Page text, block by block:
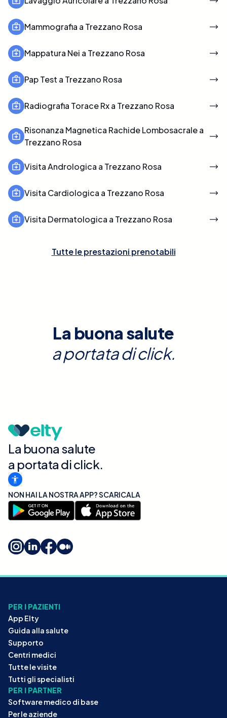
Mammografia a Trezzano Rosa
Mappatura Nei a Trezzano Rosa
Pap Test a Trezzano Rosa
Radiografia Torace Rx a Trezzano Rosa
Risonanza Magnetica Rachide Lombosacrale a
Trezzano Rosa
Visita Andrologica a Trezzano Rosa
Visita Cardiologica a Trezzano Rosa
Visita Dermatologica a Trezzano Rosa
Tutte le prestazioni prenotabili
La buona salute
a portata di click.
La buona salute
a portata di click.
NON HAI LA NOSTRA APP? SCARICALA
PER I PAZIENTI
App Elty
Guida alla salute
Supporto
Centri medici
Tutte le visite
Tutti gli specialisti
PER I PARTNER
Software medico di base
Per le aziende